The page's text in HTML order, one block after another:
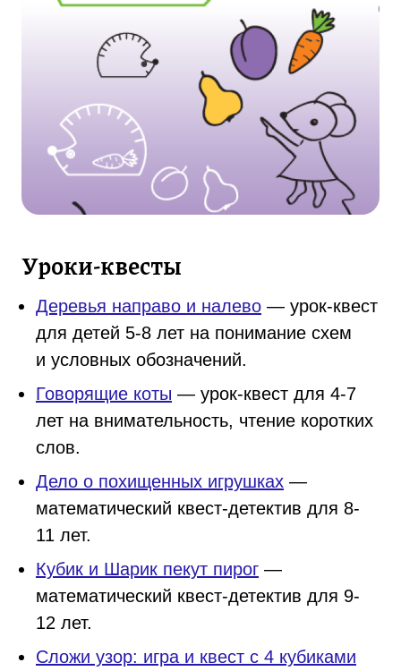
Уроки-квесты
Деревья направо и налево — урок-квест
для детей 5-8 лет на понимание схем
и условных обозначений.
Говорящие коты — урок-квест для 4-7
лет на внимательность, чтение коротких
слов.
Дело о похищенных игрушках —
математический квест-детектив для 8-
11 лет.
Кубик и Шарик пекут пирог —
математический квест-детектив для 9-
12 лет.
Сложи узор: игра и квест с 4 кубиками